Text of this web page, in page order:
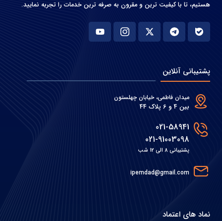
هستیم، تا با کیفیت ترین و مقرون به صرفه ترین خدمات را تجربه نمایید.
پشتیبانی آنلاین
میدان فاطمی، خیابان چهلستون
بین 4 و 6 پلاک 44
021-58941
021-91003098
پشتیبانی 8 الی 12 شب
ipemdad@gmail.com
نماد های اعتماد